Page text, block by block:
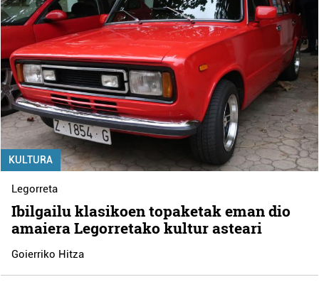
KULTURA
Legorreta
Ibilgailu klasikoen topaketak eman dio
amaiera Legorretako kultur asteari
Goierriko Hitza